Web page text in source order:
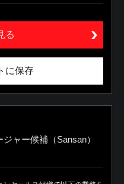
る
に保存
ャー候補（Sansan）